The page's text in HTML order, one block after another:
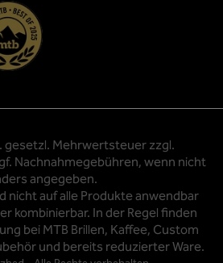
gesetzl. Mehrwertsteuer zzgl.
Nachnahmegebühren, wenn nicht
angegeben.
nicht auf alle Produkte anwendbar
kombinierbar. In der Regel finden
bei MTB Brillen, Kaffee, Custom
und bereits reduzierter Ware.